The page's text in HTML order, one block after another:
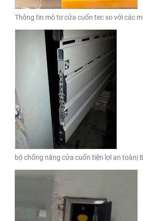
Thông tin mô tơ cửa cuốn tec so với các
bộ chống nâng cửa cuốn tiện lợi an toàn|